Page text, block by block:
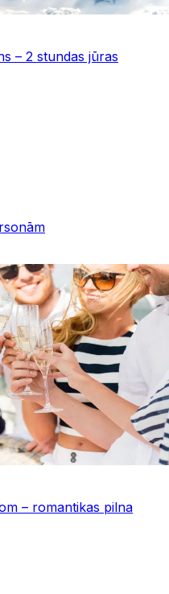
– 2 stundas jūras
– romantikas pilna